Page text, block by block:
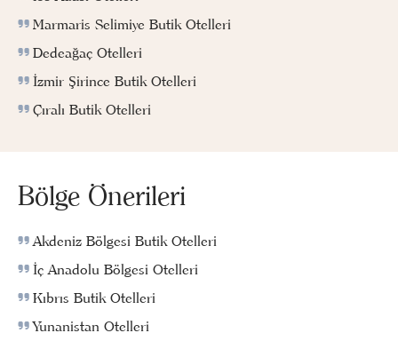
Marmaris Selimiye Butik Otelleri
Dedeağaç Otelleri
İzmir Şirince Butik Otelleri
Çıralı Butik Otelleri
Bölge Önerileri
Akdeniz Bölgesi Butik Otelleri
İç Anadolu Bölgesi Otelleri
Kıbrıs Butik Otelleri
Yunanistan Otelleri